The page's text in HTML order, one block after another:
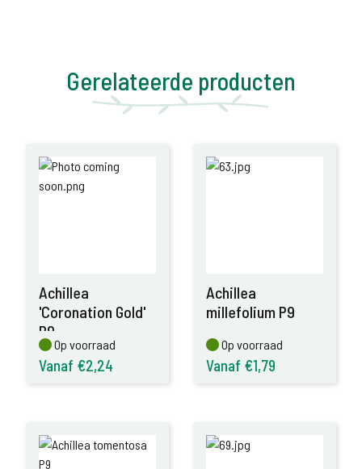
Gerelateerde producten
Achillea
'Coronation Gold'
P9
Op voorraad
Op voorraad
Vanaf €2,24
Achillea
millefolium P9
Op voorraad
Op voorraad
Vanaf €1,79